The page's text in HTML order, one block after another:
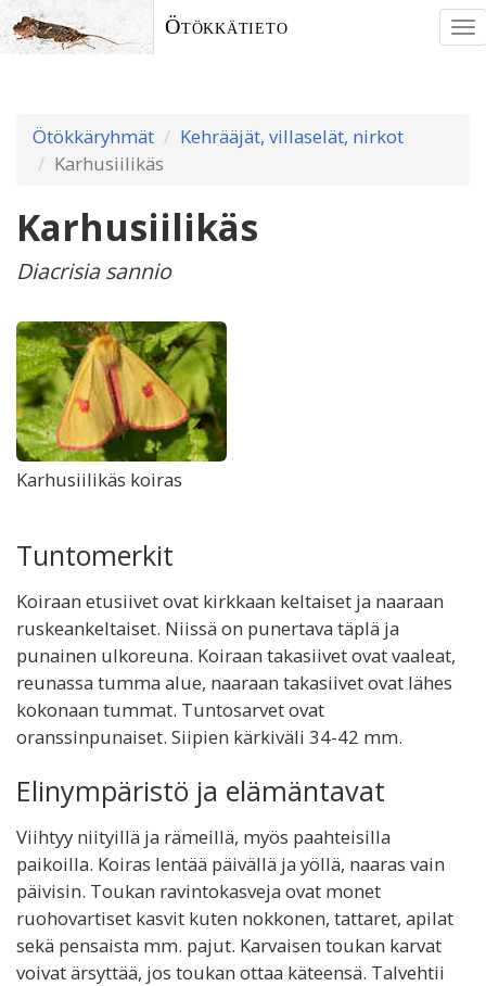
Ötökkätieto
Ötökkäryhmät
Kehrääjät, villaselät, nirkot
Karhusiilikäs
Karhusiilikäs
Diacrisia sannio
Karhusiilikäs koiras
Tuntomerkit
Koiraan etusiivet ovat kirkkaan keltaiset ja naaraan
ruskeankeltaiset. Niissä on punertava täplä ja
punainen ulkoreuna. Koiraan takasiivet ovat vaaleat,
reunassa tumma alue, naaraan takasiivet ovat lähes
kokonaan tummat. Tuntosarvet ovat
oranssinpunaiset. Siipien kärkiväli 34-42 mm.
Elinympäristö ja elämäntavat
Viihtyy niityillä ja rämeillä, myös paahteisilla
paikoilla. Koiras lentää päivällä ja yöllä, naaras vain
päivisin. Toukan ravintokasveja ovat monet
ruohovartiset kasvit kuten nokkonen, tattaret, apilat
sekä pensaista mm. pajut. Karvaisen toukan karvat
voivat ärsyttää, jos toukan ottaa käteensä. Talvehtii